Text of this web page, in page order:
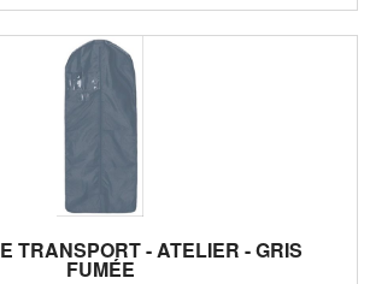
TRANSPORT - ATELIER - GRIS
FUMÉE